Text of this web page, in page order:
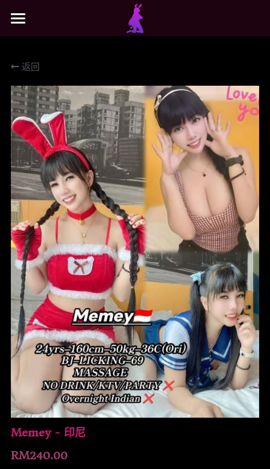
返回
Memey - 印尼
RM240.00
商品分类
所有商品分类